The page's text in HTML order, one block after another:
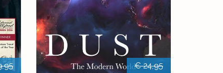
€ 24,95